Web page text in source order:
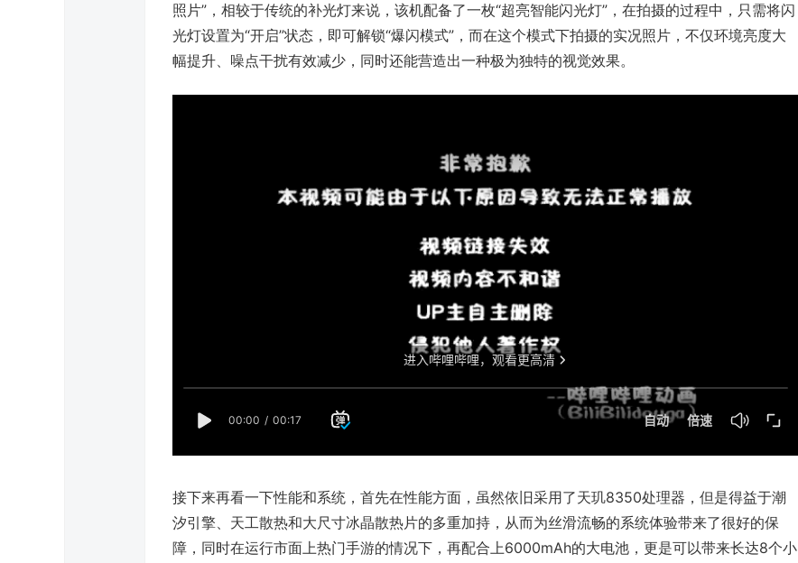
照片”，相较于传统的补光灯来说，该机配备了一枚“超亮智能闪光灯”，在拍摄的过程中，只需将闪
光灯设置为“开启”状态，即可解锁“爆闪模式”，而在这个模式下拍摄的实况照片，不仅环境亮度大
幅提升、噪点干扰有效减少，同时还能营造出一种极为独特的视觉效果。
接下来再看一下性能和系统，首先在性能方面，虽然依旧采用了天玑8350处理器，但是得益于潮
汐引擎、天工散热和大尺寸冰晶散热片的多重加持，从而为丝滑流畅的系统体验带来了很好的保
障，同时在运行市面上热门手游的情况下，再配合上6000mAh的大电池，更是可以带来长达8个小